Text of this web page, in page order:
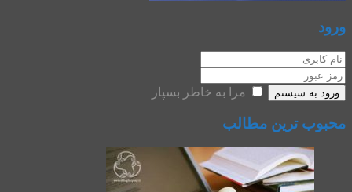
ورود
ورود به سیستم مرا به خاطر بسپار
محبوب ترین مطالب